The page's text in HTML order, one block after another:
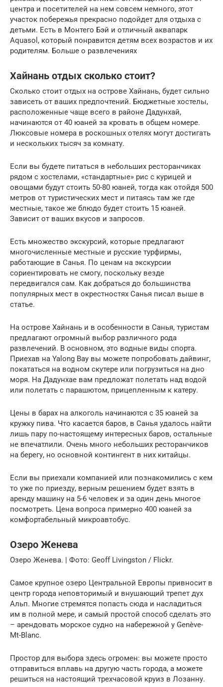
центра и посетителей на нем совсем немного, этот
участок побережья прекрасно подойдет для отдыха с
детьми. Есть в Монтего Бэй и отличный аквапарк
Aquasol, который понравится детям всех возрастов и их
родителям. Больше о развлечениях
Хайнань отдых сколько стоит?
Сколько стоит отдых на острове Хайнань, будет сильно
зависеть от ваших предпочтений. Бюджетные хостелы,
расположенные чаще всего в районе Дадунхай,
начинаются от 40 юаней за кровать в общем номере.
Люксовые номера в роскошных отелях могут достигать
и нескольких тысяч за комнату.
Если вы будете питаться в небольших ресторанчиках
рядом с хостелами, «стандартные» рис с курицей и
овощами будут стоить 50-80 юаней, тогда как отойдя 500
метров от туристических мест и питаясь там же где
местные, такое же блюдо будет стоить 15 юаней.
Зависит от ваших вкусов и запросов.
Есть множество экскурсий, которые предлагают
многочисленные местные и русские турфирмы,
работающие в Санья. По ценам на экскурсии
сориентировать не смогу, поскольку везде
передвигался сам. Как добраться до большинства
популярных мест в окрестностях Санья писал выше в
статье.
На острове Хайнань и в особенности в Санья, туристам
предлагают огромный выбор различного рода
развлечений. В основном, это водные виды спорта.
Приехав на Yalong Bay вы можете попробовать дайвинг,
покататься на водном скутере или погрузиться на дно
моря. На Дадунхае вам предложат полетать над водой
или полетать с парашютом, прицепленным к катеру.
Цены в барах на алкоголь начинаются с 35 юаней за
кружку пива. Что касается баров, в Санья удалось найти
лишь пару по-настоящему интересных баров, остальные
не впечатлили. Очень много небольших ресторанчиков
на берегу, но основной контингент в них китайцы.
Если вы приехали компанией или познакомились с кем
то уже по приезду, верным решением будет взять в
аренду машину на 5-6 человек и за один день многое
посмотреть. Цена вопроса примерно 400 юаней за
комфортабельный микроавтобус.
Озеро Женева
Озеро Женева. | Фото: Geoff Livingston / Flickr.
Самое крупное озеро Центральной Европы привносит в
центр города неповторимый и внушающий трепет дух
Альп. Многие стремятся попасть сюда и насладиться
им в полной мере, и самый простой способ сделать это
– арендовать морское судно на набережной у Genève-
Mt-Blanc.
Простор для выбора здесь огромен: вы можете просто
отправиться вплавь на другую часть города, а можете
решиться на настоящий трехчасовой круиз в Лозанну.